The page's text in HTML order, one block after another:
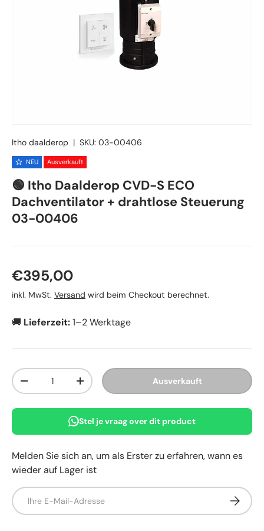
Itho daalderop | SKU: 03-00406
NEU Ausverkauft
🟢 Itho Daalderop CVD-S ECO
Dachventilator + drahtlose Steuerung
03-00406
Normaler Preis
€395,00
inkl. MwSt. Versand wird beim Checkout berechnet.
🚚 Lieferzeit:1–2 Werktage
Anzahl
Menge verringernMenge erhöhen Ausverkauft
Stel je vraag over dit product
Melden Sie sich an, um als Erster zu erfahren, wann es
wieder auf Lager ist
E-Mail